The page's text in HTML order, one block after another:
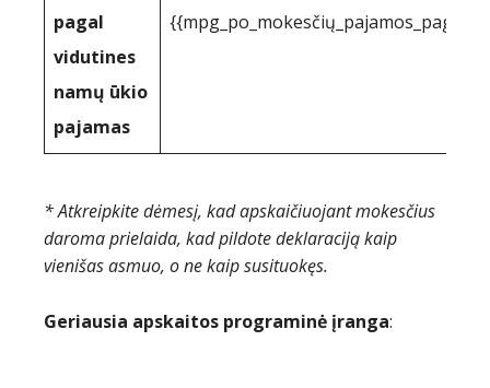
pagal
vidutines
namų ūkio
pajamas
* Atkreipkite dėmesį, kad apskaičiuojant mokesčius
daroma prielaida, kad pildote deklaraciją kaip
vienišas asmuo, o ne kaip susituokęs.
Geriausia apskaitos programinė įranga: